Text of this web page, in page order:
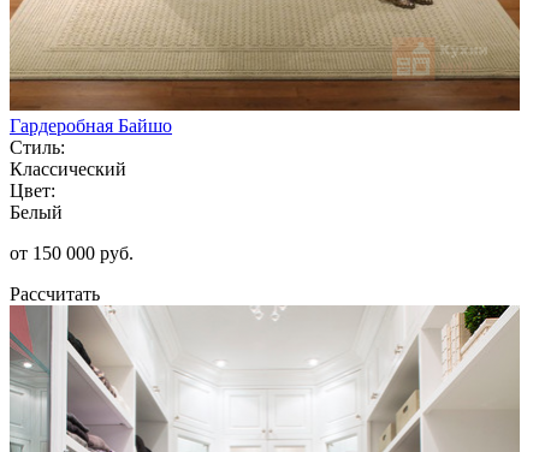
Гардеробная Байшо
Стиль:
Классический
Цвет:
Белый
от 150 000 руб.
Рассчитать